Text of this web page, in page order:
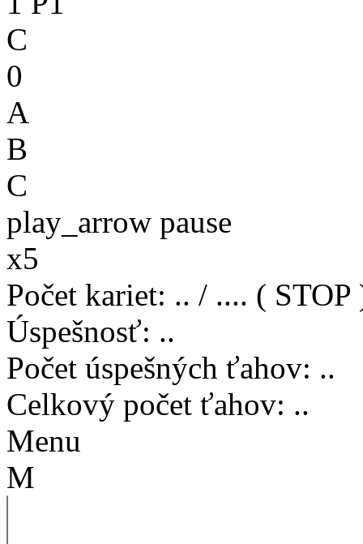
C
0
A
B
C
play_arrow pause
x5
Počet kariet: .. / .... ( STOP
Úspešnosť: ..
Počet úspešných ťahov: ..
Celkový počet ťahov: ..
Menu
M